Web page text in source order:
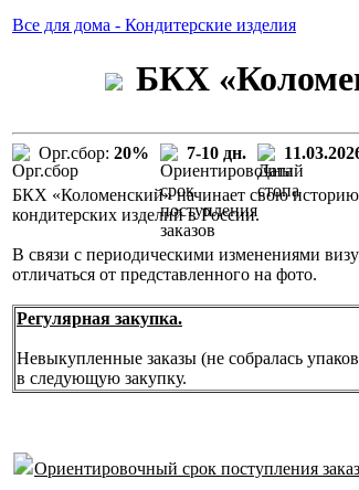
Все для дома - Кондитерские изделия
БКХ
Орг.сбор: 20% 7-10 дн.
БКХ «Коломенский» начинает свою историю
кондитерских изделий в России.
В связи с периодическими изменениями
отличаться от представленного на фото.
Регулярная закупка.
Невыкупленные заказы (не собралась
в следующую закупку.
Ориентировочный срок поступления